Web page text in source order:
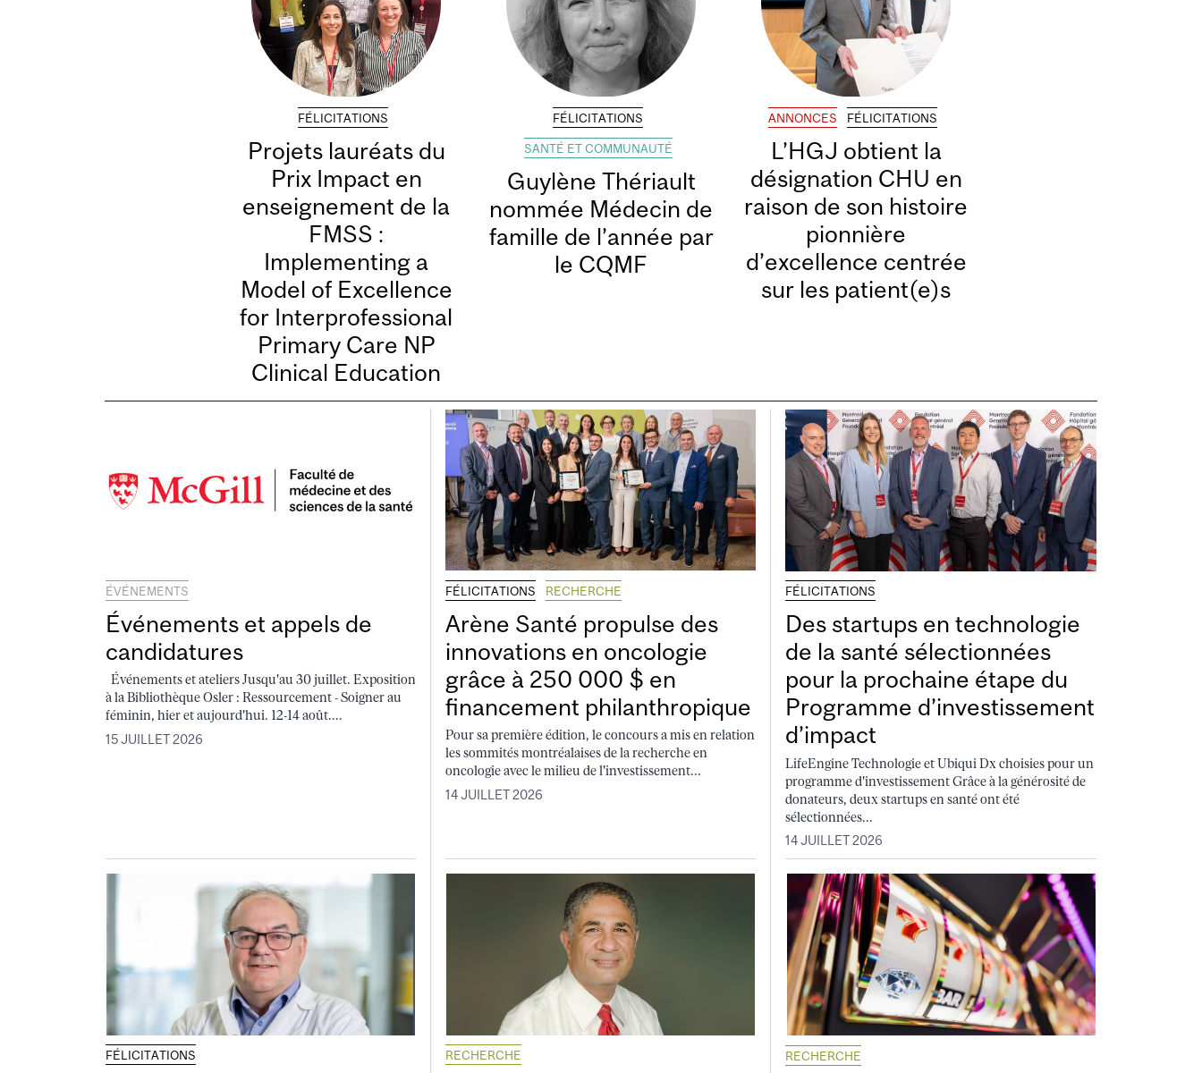
FÉLICITATIONS
Projets lauréats du
Prix Impact en
enseignement de la
FMSS :
Implementing a
Model of Excellence
for Interprofessional
Primary Care NP
Clinical Education
FÉLICITATIONS
SANTÉ ET COMMUNAUTÉ
Guylène Thériault
nommée Médecin de
famille de l’année par
le CQMF
ANNONCES FÉLICITATIONS
L’HGJ obtient la
désignation CHU en
raison de son histoire
pionnière
d’excellence centrée
sur les patient(e)s
ÉVÉNEMENTS
Événements et appels de
candidatures
Événements et ateliers Jusqu'au 30 juillet. Exposition
à la Bibliothèque Osler : Ressourcement - Soigner au
féminin, hier et aujourd'hui. 12-14 août....
15 JUILLET 2026
FÉLICITATIONS RECHERCHE
Arène Santé propulse des
innovations en oncologie
grâce à 250 000 $ en
financement philanthropique
Pour sa première édition, le concours a mis en relation
les sommités montréalaises de la recherche en
oncologie avec le milieu de l'investissement...
14 JUILLET 2026
FÉLICITATIONS
Des startups en technologie
de la santé sélectionnées
pour la prochaine étape du
Programme d’investissement
d’impact
LifeEngine Technologie et Ubiqui Dx choisies pour un
programme d'investissement Grâce à la générosité de
donateurs, deux startups en santé ont été
sélectionnées...
14 JUILLET 2026
FÉLICITATIONS RECHERCHE RECHERCHE